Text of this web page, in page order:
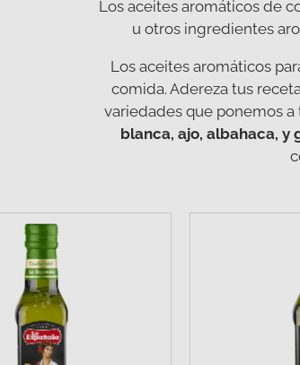
Los aceites aromáticos de
u otros ingredientes
Los aceites aromáticos
comida. Adereza tus
variedades que ponemos
blanca, ajo, albahaca, y